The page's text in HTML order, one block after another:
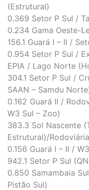
(Estrutural)
0.369 Setor P Sul /
0.234 Gama Oeste-
156.1 Guará I – II /
0.954 Setor P Sul /
EPIA / Lago Norte
304.1 Setor P Sul /
SAAN – Samdu
0.162 Guará II /
W3 Sul – Zoo)
383.3 Sol Nascente
Estrutural)/
0.156 Guará I – II /
942.1 Setor P Sul
0.850 Samambaia
Pistão Sul)